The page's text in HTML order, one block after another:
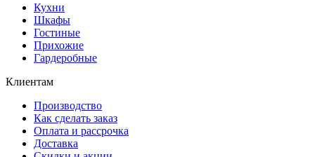
Кухни
Шкафы
Гостиные
Прихожие
Гардеробные
Клиентам
Производство
Как сделать заказ
Оплата и рассрочка
Доставка